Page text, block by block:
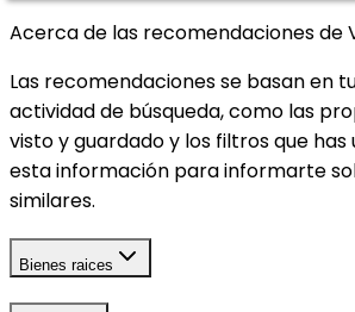
Acerca de las recomendaciones de
Las recomendaciones se basan en
actividad de búsqueda, como las
visto y guardado y los filtros que has
esta información para informarte
similares.
Bienes raices